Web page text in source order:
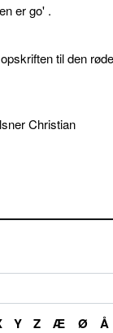
er go' .
til den
Christian
Y Z Æ Ø Å